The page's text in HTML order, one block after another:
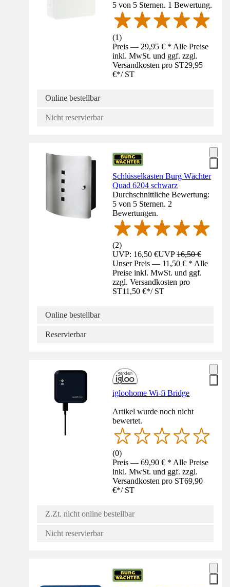
5 von 5 Sternen. 1 Bewertung.
(1)
Preis — 29,95 € * Alle Preise
inkl. MwSt. und ggf. zzgl.
Versandkosten pro ST29,95
€*/ ST
Online bestellbar
Nicht reservierbar
Schlüsselkasten Burg Wächter
Quad 6204 schwarz
Durchschnittliche Bewertung:
5 von 5 Sternen. 2
Bewertungen.
(2)
UVP: 16,50 €UVP16,50 €
Unser Preis — 11,50 € * Alle
Preise inkl. MwSt. und ggf.
zzgl. Versandkosten pro
ST11,50 €*/ ST
Online bestellbar
Reservierbar
igloohome Wi-fi Bridge
Artikel wurde noch nicht
bewertet.
(0)
Preis — 69,90 € * Alle Preise
inkl. MwSt. und ggf. zzgl.
Versandkosten pro ST69,90
€*/ ST
Z.Zt. nicht online bestellbar
Nicht reservierbar